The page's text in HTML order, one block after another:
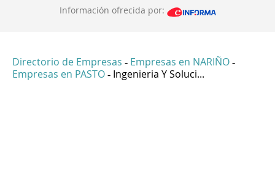
Información ofrecida por:
Directorio de Empresas - Empresas en NARIÑO -
Empresas en PASTO - Ingenieria Y Soluci...